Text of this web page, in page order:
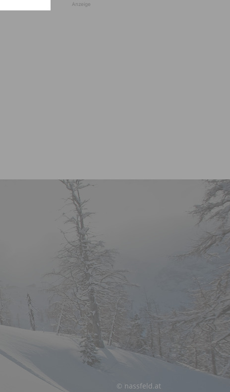
Anzeige
© nassfeld.at